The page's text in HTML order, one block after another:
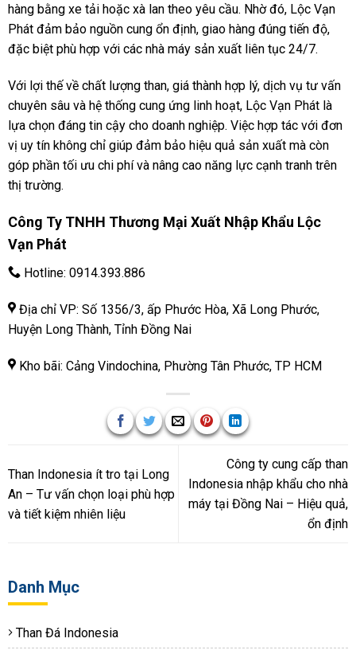
Danh Mục
Than Đá Indonesia
hàng bằng xe tải hoặc xà lan theo yêu cầu. Nhờ đó, Lộc Vạn
Phát đảm bảo nguồn cung ổn định, giao hàng đúng tiến độ,
đặc biệt phù hợp với các nhà máy sản xuất liên tục 24/7.
Với lợi thế về chất lượng than, giá thành hợp lý, dịch vụ tư vấn
chuyên sâu và hệ thống cung ứng linh hoạt, Lộc Vạn Phát là
lựa chọn đáng tin cậy cho doanh nghiệp. Việc hợp tác với đơn
vị uy tín không chỉ giúp đảm bảo hiệu quả sản xuất mà còn
góp phần tối ưu chi phí và nâng cao năng lực cạnh tranh trên
thị trường.
Công Ty TNHH Thương Mại Xuất Nhập Khẩu Lộc
Vạn Phát
Hotline: 0914.393.886
Địa chỉ VP: Số 1356/3, ấp Phước Hòa, Xã Long Phước,
Huyện Long Thành, Tỉnh Đồng Nai
Kho bãi: Cảng Vindochina, Phường Tân Phước, TP HCM
Than Indonesia ít tro tại Long
An – Tư vấn chọn loại phù hợp
và tiết kiệm nhiên liệu
Công ty cung cấp than
Indonesia nhập khẩu cho nhà
máy tại Đồng Nai – Hiệu quả,
ổn định